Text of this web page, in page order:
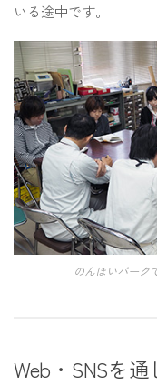
いる途中です。
のんほいパーク
Web・SNSを